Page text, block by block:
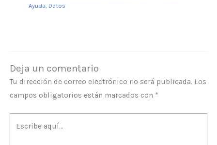
Ayuda Datos
Deja un comentario
Tu dirección de correo electrónico no será publicada. Los
campos obligatorios están marcados con *